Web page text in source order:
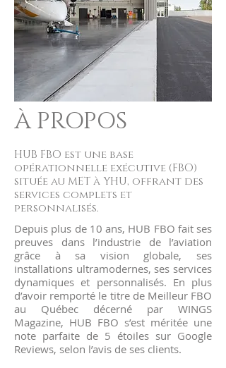
À PROPOS
HUB FBO est une base
opérationnelle exécutive (FBO)
située au MET à YHU, offrant des
services complets et
personnalisés.
Depuis plus de 10 ans, HUB FBO fait ses
preuves dans l’industrie de l’aviation
grâce à sa vision globale, ses
installations ultramodernes, ses services
dynamiques et personnalisés. En plus
d’avoir remporté le titre de Meilleur FBO
au Québec décerné par WINGS
Magazine, HUB FBO s’est méritée une
note parfaite de 5 étoiles sur Google
Reviews, selon l’avis de ses clients.